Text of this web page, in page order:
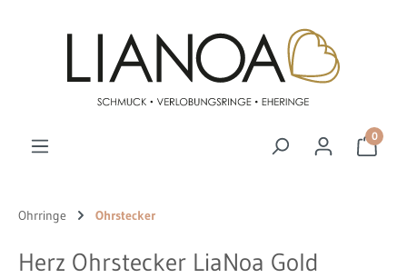
0
Ohrringe Ohrstecker
Herz Ohrstecker LiaNoa Gold